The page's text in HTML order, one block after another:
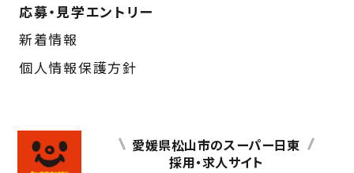
愛媛県松山市のスーパー日東
採用・求人サイト
応募・見学エントリー
新着情報
個人情報保護方針